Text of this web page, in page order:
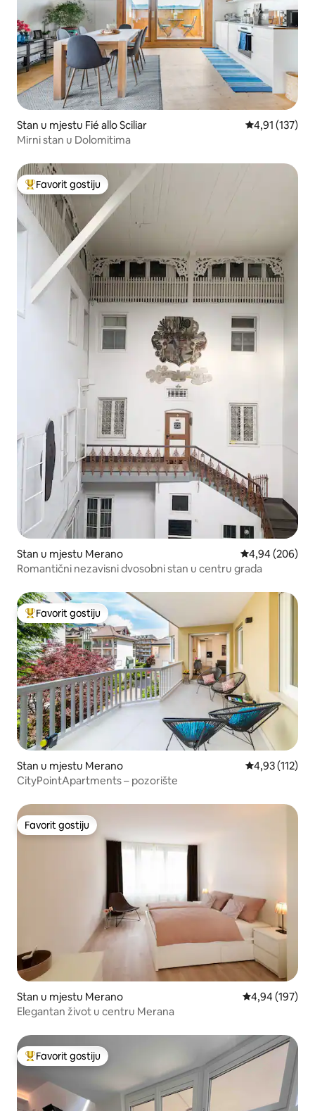
Stan u mjestu Fié allo Sciliar prosječna
4,91 (137)
Mirni stan u Dolomitima
Glavni favorit gostiju
Favorit gostiju
Stan u mjestu Merano prosječna
4,94 (206)
Romantični nezavisni dvosobni stan u centru grada
Glavni favorit gostiju
Favorit gostiju
Stan u mjestu Merano prosječna
4,93 (112)
CityPointApartments – pozorište
Favorit gostiju
Favorit gostiju
Stan u mjestu Merano prosječna
4,94 (197)
Elegantan život u centru Merana
Glavni favorit gostiju
Favorit gostiju